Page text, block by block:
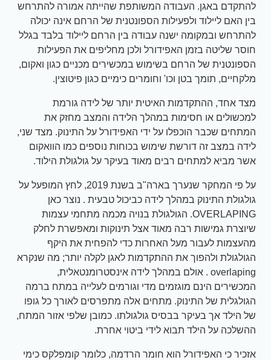
להתקדם באגן. העבודה המשותפת שהייתה אמורה להתרחש
בין האם ליילוד ולפעילות הספונטנית של הרחם אינה יכולה
להתרחש ובמקומה ישנה עבודה בין הרחם ליילוד בלבד בגלל
חוסר שליטה בזמן האפידורל ולכן מחליפים את הפעילות
הספונטנית של הרחם בשימוש במכשירים מכניים כגון ואקום,
מלקחיים, תומך בטן וכו' וחומרים כימיים כגון פיטוצין.
מצד אחד, ההתקדמות האיטית יותר של לידה גורמת
למכשולים או חסימות במהלך הלידה והמצב מחזק את
המתחים שכבר הוכפלו על ידי האפידורל על התינוק. מצד שני,
לידה במצב זה דורשת שימוש בכוחות נוספים כמו הוואקום
אשר מביא למתחים רבים מאוד בעיקר על גולגולת הילוד.
על פי המחקר שנערך בארה"ב בשנת 2019, לחץ המופעל על
גולגולת התינוק במהלך לידה כביכול טבעית . נוצר כאן
OVERLAPING. הגולגולת בנויה מכמה מתחמי עצמות
שיוצרת גמישות רבה מאוד אצל תינוקות ומאפשרת לחלק
מהעצמות לעבור מעל האחרות כדי להפחית את היקף
הגולגולת ולהפוך את ההתקדמות לאגן לקלה יותר; מה שנקרא
overlaping . אולם במהלך לידה אינסטרומנטאלית,
המכשירים הינם מוגזמים מדי וגורמים לעלייה במתח ברמה
הגולגלית של התינוק. מתחים אלה מתפרסים לאורך כל גופו
של הילד אך בעיקר בבסיס גולגולתו. כמובן שלפי אזור המתח,
ההשלכה על הילד תבוא לידי ביטוי אחרת.
אזכיר כי האפידורל הוא חומר הרדמה, כלומר קומפלקס כימי